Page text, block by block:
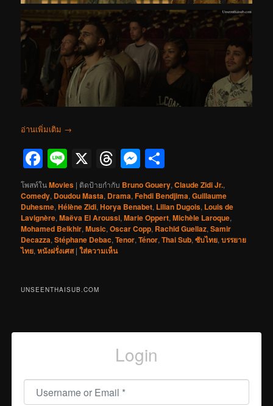
อ่านเพิ่มเติม →
Facebook
Line
X Threads
Messenger
โพสท์ในMovies | ติดป้ายกำกับ Bruno Gouery,Claude Zidi Jr.,
Comedy, Doudou Masta, Drama,Fehdi Bendjima,Guillaume
Duhesme,Hélène Zidi,Horya Benabet, Lilian Dugois, Louis de
Lavignère,Maëva El Aroussi,Marie Oppert,Michèle Laroque,
Mohamed Belkhir,Music,Oscar Copp, Rachid Guellaz,Samir
Decazza,Stéphane Debac,Tenor,Ténor,Thai Sub,ซับไทย,บรรยาย
ไทย,หนังฝรั่งเศส |ใส่ความเห็น
UNSEENTHAISUB.COM
Login
Username or Email